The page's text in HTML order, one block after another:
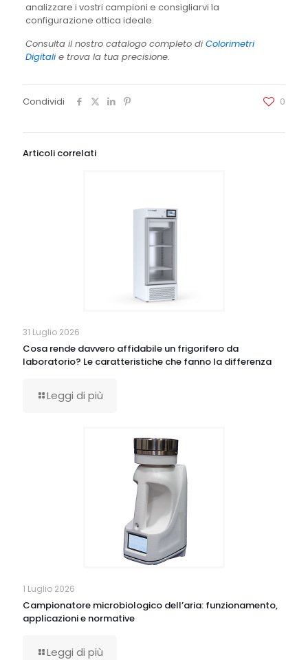
analizzare i vostri campioni e consigliarvi la
configurazione ottica ideale.
Consulta il nostro catalogo completo diColorimetri
Digitalie trova la tua precisione.
Condividi 0
Articoli correlati
31 Luglio 2026
Cosa rende davvero affidabile un frigorifero da
laboratorio? Le caratteristiche che fanno la differenza
Leggi di più
1 Luglio 2026
Campionatore microbiologico dell’aria: funzionamento,
applicazioni e normative
Leggi di più